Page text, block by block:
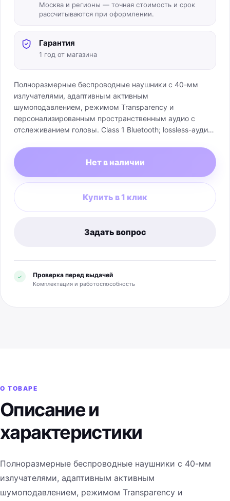
Москва и регионы — точная стоимость и срок
рассчитываются при оформлении.
Гарантия
1 год от магазина
Полноразмерные беспроводные наушники с 40-мм
излучателями, адаптивным активным
шумоподавлением, режимом Transparency и
персонализированным пространственным аудио с
отслеживанием головы. Class 1 Bluetooth; lossless-аудио
40 часов без ANC или до 24 часов с ANC/Transparency;
Fast Fuel: 10 минут дают до 4 часов. Масса — 260 г,
размеры — 18,1 × 17,8 × 7,8 см. Комплект: наушники,
футляр, кабели USB-C—USB-C и 3,5 мм, документация;
адаптер питания отдельно.
Нет в наличии
Купить в 1 клик
Задать вопрос
✓ Проверка перед выдачей
Комплектация и работоспособность
О ТОВАРЕ
Описание и
характеристики
Полноразмерные беспроводные наушники с 40-мм
излучателями, адаптивным активным
шумоподавлением, режимом Transparency и